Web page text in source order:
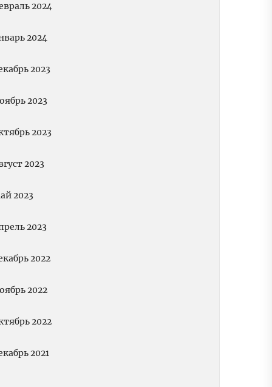
2024
2024
2023
2023
2023
2023
2023
2023
2022
2022
2022
2021